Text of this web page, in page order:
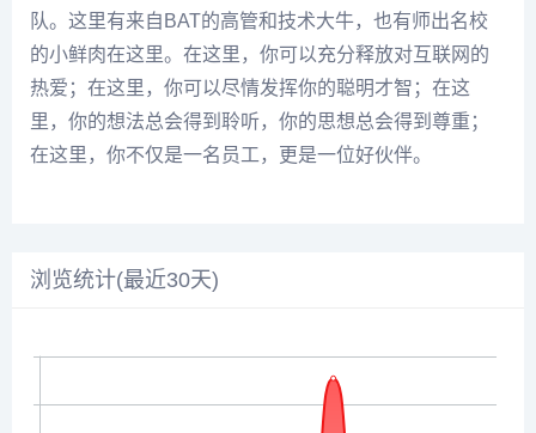
队。这里有来自BAT的高管和技术大牛，也有师出名校
的小鲜肉在这里。在这里，你可以充分释放对互联网的
热爱；在这里，你可以尽情发挥你的聪明才智；在这
里，你的想法总会得到聆听，你的思想总会得到尊重；
在这里，你不仅是一名员工，更是一位好伙伴。
浏览统计(最近30天)